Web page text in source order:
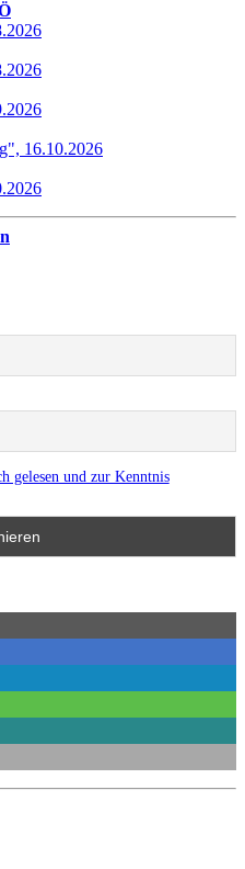
16.10.2026
gelesen und zur Kenntnis